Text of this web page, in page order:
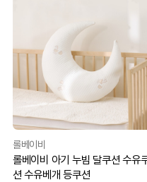
롤베이비
롤베이비 아기 누빔 달쿠션 수유
션 수유베개 등쿠션